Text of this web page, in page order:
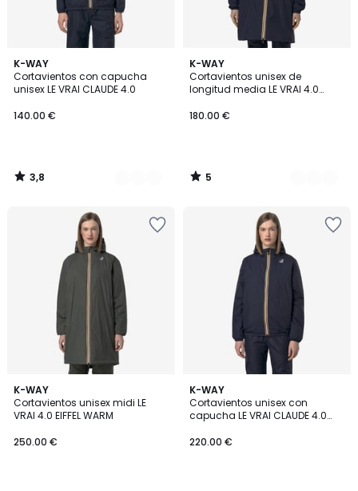
K-WAY
Cortavientos con capucha
unisex LE VRAI CLAUDE 4.0
140.00 €
3,8
/ 5
12
Colores
3,8
/
K-WAY
Cortavientos unisex de
longitud media LE VRAI 4.0
180.00 €
5
/
5
4
Colores
5
/
K-WAY
Cortavientos unisex midi LE
VRAI 4.0 EIFFEL WARM
250.00 €
4
Colores
K-WAY
Cortavientos unisex con
capucha LE VRAI CLAUDE 4.0
220.00 €
5
/
5
2
Colores